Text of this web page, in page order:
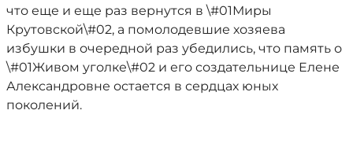
что еще и еще раз вернутся в \#01Миры
Крутовской\#02, а помолодевшие хозяева
избушки в очередной раз убедились, что память о
\#01Живом уголке\#02 и его создательнице Елене
Александровне остается в сердцах юных
поколений.